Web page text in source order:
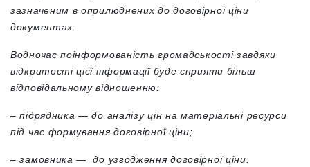
зазначеним в оприлюднених до договірної ціни
документах.
Водночас поінформованість громадськості завдяки
відкритості цієї інформації буде сприяти більш
відповідальному відношенню:
– підрядника — до аналізу цін на матеріальні ресурси
під час формування договірної ціни;
– замовника — до узгодження договірної ціни.